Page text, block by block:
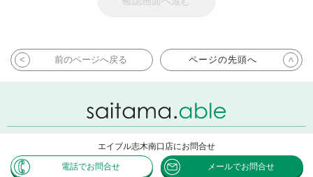
前のページへ戻る ページの先頭へ
Copyright ABLE INC. All rights reserved.
エイブル志木南口店にお問合せ
電話でお問合せ メールでお問合せ